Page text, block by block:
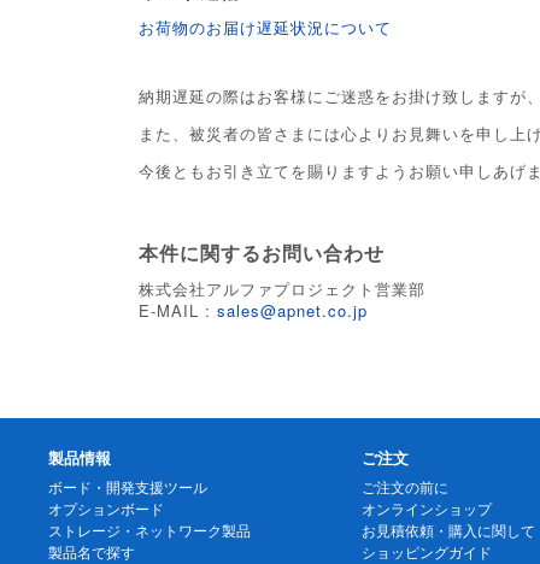
お荷物のお届け遅延状況について
納期遅延の際はお客様にご迷惑をお掛け致しますが
また、被災者の皆さまには心よりお見舞いを申し
今後ともお引き立てを賜りますようお願い申しあげ
本件に関するお問い合わせ
株式会社アルファプロジェクト営業部
E-MAIL : sales@apnet.co.jp
製品情報
ボード・開発支援ツール
オプションボード
ストレージ・ネットワーク製品
製品名で探す
ご注文
ご注文の前に
オンラインショップ
お見積依頼・購入に関して
ショッピングガイド